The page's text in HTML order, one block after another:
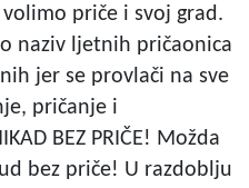
priče i svoj grad.
naziv ljetnih pričaonica
jer se provlači na sve
pričanje i
BEZ PRIČE! Možda
bez priče! U razdoblju